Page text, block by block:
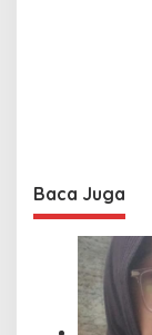
Baca Juga